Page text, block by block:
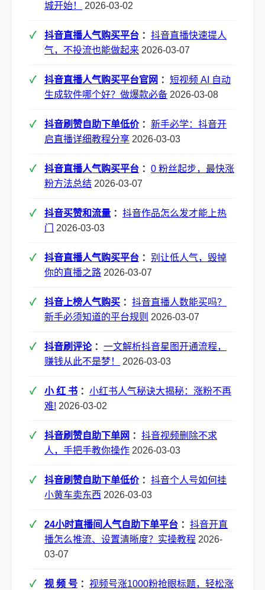
城开始！
2026-03-02
抖音直播人气购买平台 ： 抖音直播快速提人
气，不投流也能做起来 2026-03-07
抖音直播人气购买平台官网 ： 短视频 AI 自动
生成软件哪个好？做爆款必备 2026-03-08
抖音刷赞自助下单低价： 新手必学：抖音开
启直播详细教程分享 2026-03-03
抖音直播人气购买平台 ： 0 粉丝起步，最快涨
粉方法总结 2026-03-07
抖音买赞和流量 ： 抖音作品怎么发才能上热
门
2026-03-03
抖音直播人气购买平台 ： 别让低人气，毁掉
你的直播之路 2026-03-07
抖音上榜人气购买 ： 抖音直播人数能买吗？
新手必须知道的平台规则 2026-03-07
抖音刷评论： 一文解析抖音星图开通流程，
赚钱从此不是梦！
2026-03-03
小 红 书 ： 小红书人气秘诀大揭秘：涨粉不再
难! 2026-03-02
抖音刷赞自助下单网 ： 抖音视频删除不求
人，手把手教你操作 2026-03-03
抖音刷赞自助下单低价： 抖音个人号如何挂
小黄车卖东西 2026-03-03
24小时直播间人气自助下单平台 ： 抖音开直
播怎么推流、设置清晰度？实操教程 2026-
03-07
视 频 号 ： 视频号涨1000粉抢眼标题，轻松涨